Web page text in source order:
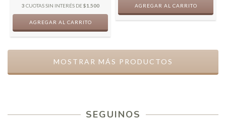
3 CUOTAS SIN INTERÉS DE$1.500
MOSTRAR MÁS PRODUCTOS
SEGUINOS